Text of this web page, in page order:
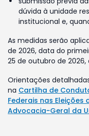
dúvida à unidade
institucional e,
As medidas serão
de 2026, data do
25 de outubro de
Orientações
na Cartilha de
Federais nas
Advocacia-Geral da